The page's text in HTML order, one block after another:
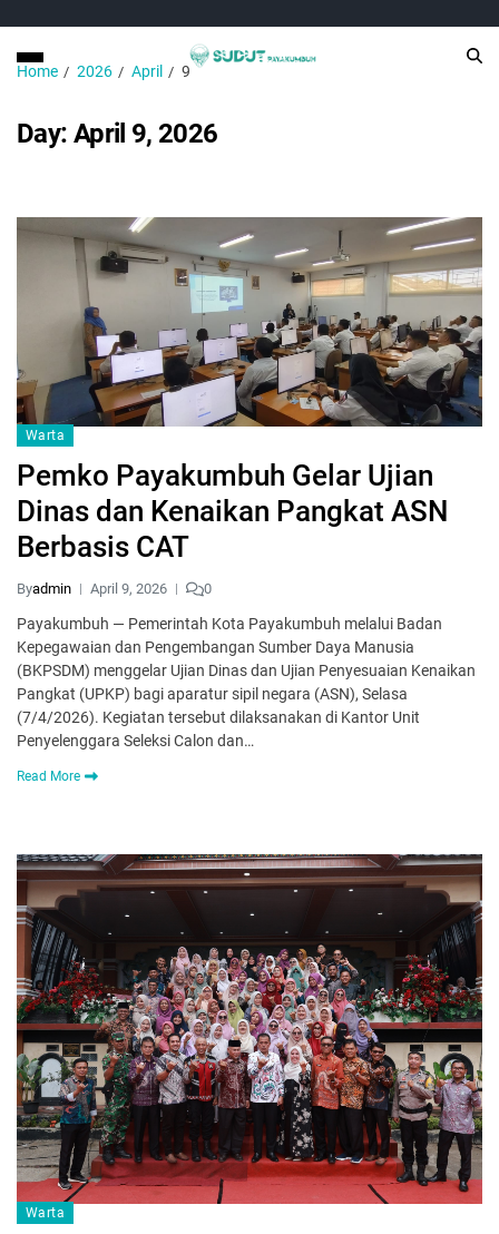
Home 2026 April 9
Day: April 9, 2026
Warta
Pemko Payakumbuh Gelar Ujian
Dinas dan Kenaikan Pangkat ASN
Berbasis CAT
Byadmin April 9, 2026 0
Payakumbuh — Pemerintah Kota Payakumbuh melalui Badan
Kepegawaian dan Pengembangan Sumber Daya Manusia
(BKPSDM) menggelar Ujian Dinas dan Ujian Penyesuaian Kenaikan
Pangkat (UPKP) bagi aparatur sipil negara (ASN), Selasa
(7/4/2026). Kegiatan tersebut dilaksanakan di Kantor Unit
Penyelenggara Seleksi Calon dan…
Read More
Warta